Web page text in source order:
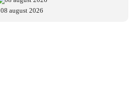
08 august 2026